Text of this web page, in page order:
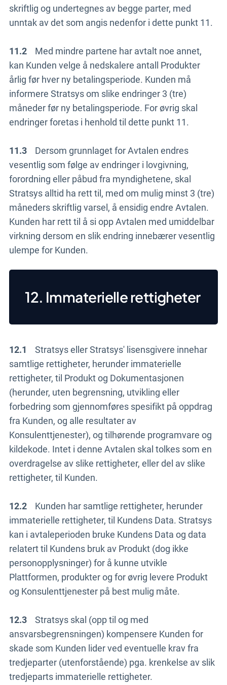
skriftlig og undertegnes av begge parter, med
unntak av det som angis nedenfor i dette punkt 11.
11.2
Med mindre partene har avtalt noe annet,
kan Kunden velge å nedskalere antall Produkter
årlig før hver ny betalingsperiode. Kunden må
informere Stratsys om slike endringer 3 (tre)
måneder før ny betalingsperiode. For øvrig skal
endringer foretas i henhold til dette punkt 11.
11.3
Dersom grunnlaget for Avtalen endres
vesentlig som følge av endringer i lovgivning,
forordning eller påbud fra myndighetene, skal
Stratsys alltid ha rett til, med om mulig minst 3 (tre)
måneders skriftlig varsel, å ensidig endre Avtalen.
Kunden har rett til å si opp Avtalen med umiddelbar
virkning dersom en slik endring innebærer vesentlig
ulempe for Kunden.
12. Immaterielle rettigheter
12.1
Stratsys eller Stratsys' lisensgivere innehar
samtlige rettigheter, herunder immaterielle
rettigheter, til Produkt og Dokumentasjonen
(herunder, uten begrensning, utvikling eller
forbedring som gjennomføres spesifikt på oppdrag
fra Kunden, og alle resultater av
Konsulenttjenester), og tilhørende programvare og
kildekode. Intet i denne Avtalen skal tolkes som en
overdragelse av slike rettigheter, eller del av slike
rettigheter, til Kunden.
12.2
Kunden har samtlige rettigheter, herunder
immaterielle rettigheter, til Kundens Data. Stratsys
kan i avtaleperioden bruke Kundens Data og data
relatert til Kundens bruk av Produkt (dog ikke
personopplysninger) for å kunne utvikle
Plattformen, produkter og for øvrig levere Produkt
og Konsulenttjenester på best mulig måte.
12.3
Stratsys skal (opp til og med
ansvarsbegrensningen) kompensere Kunden for
skade som Kunden lider ved eventuelle krav fra
tredjeparter (utenforstående) pga. krenkelse av slik
tredjeparts immaterielle rettigheter.
Till anmälan